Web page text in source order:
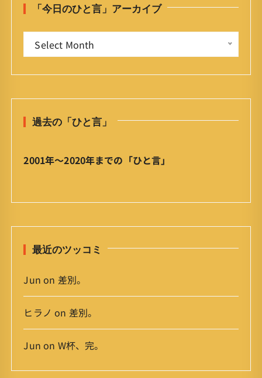
:
「今日のひと言」アーカイブ
ひ
言
ア
イ
Select Month
過去の「ひと言」
2001年〜2020年までの「ひと言」
最近のツッコミ
Jun on 差別。
ヒラノ on 差別。
Jun on W杯、完。